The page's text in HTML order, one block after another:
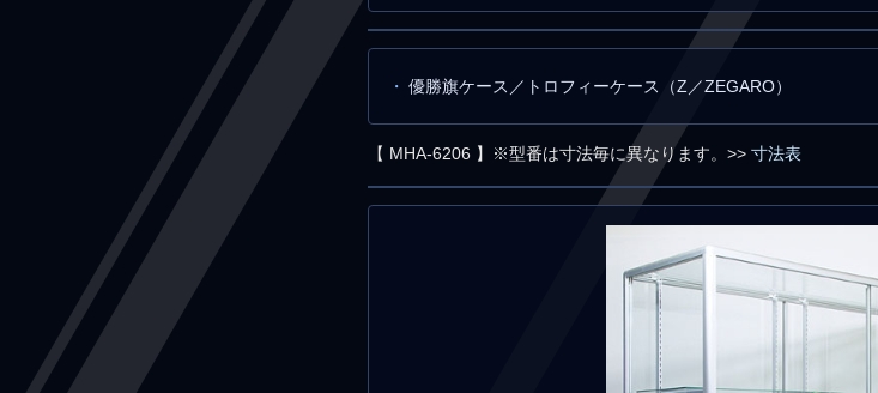
優勝旗ケース／トロフィーケース（Z／ZEGARO）
【 MHA-6206 】※型番は寸法毎に異なります。>> 寸法表